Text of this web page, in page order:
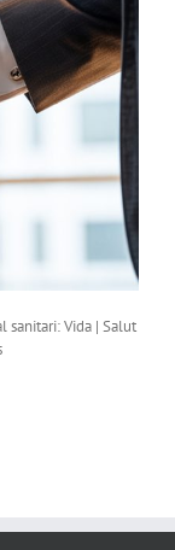
sanitari: Vida | Salut